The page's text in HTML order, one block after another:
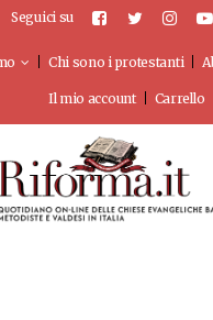
Seguici su
Chi sono i protestanti
Il mio account Carrello